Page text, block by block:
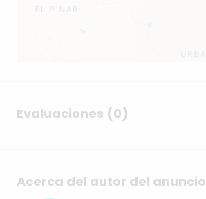
Evaluaciones (0)
Acerca del autor del anuncio